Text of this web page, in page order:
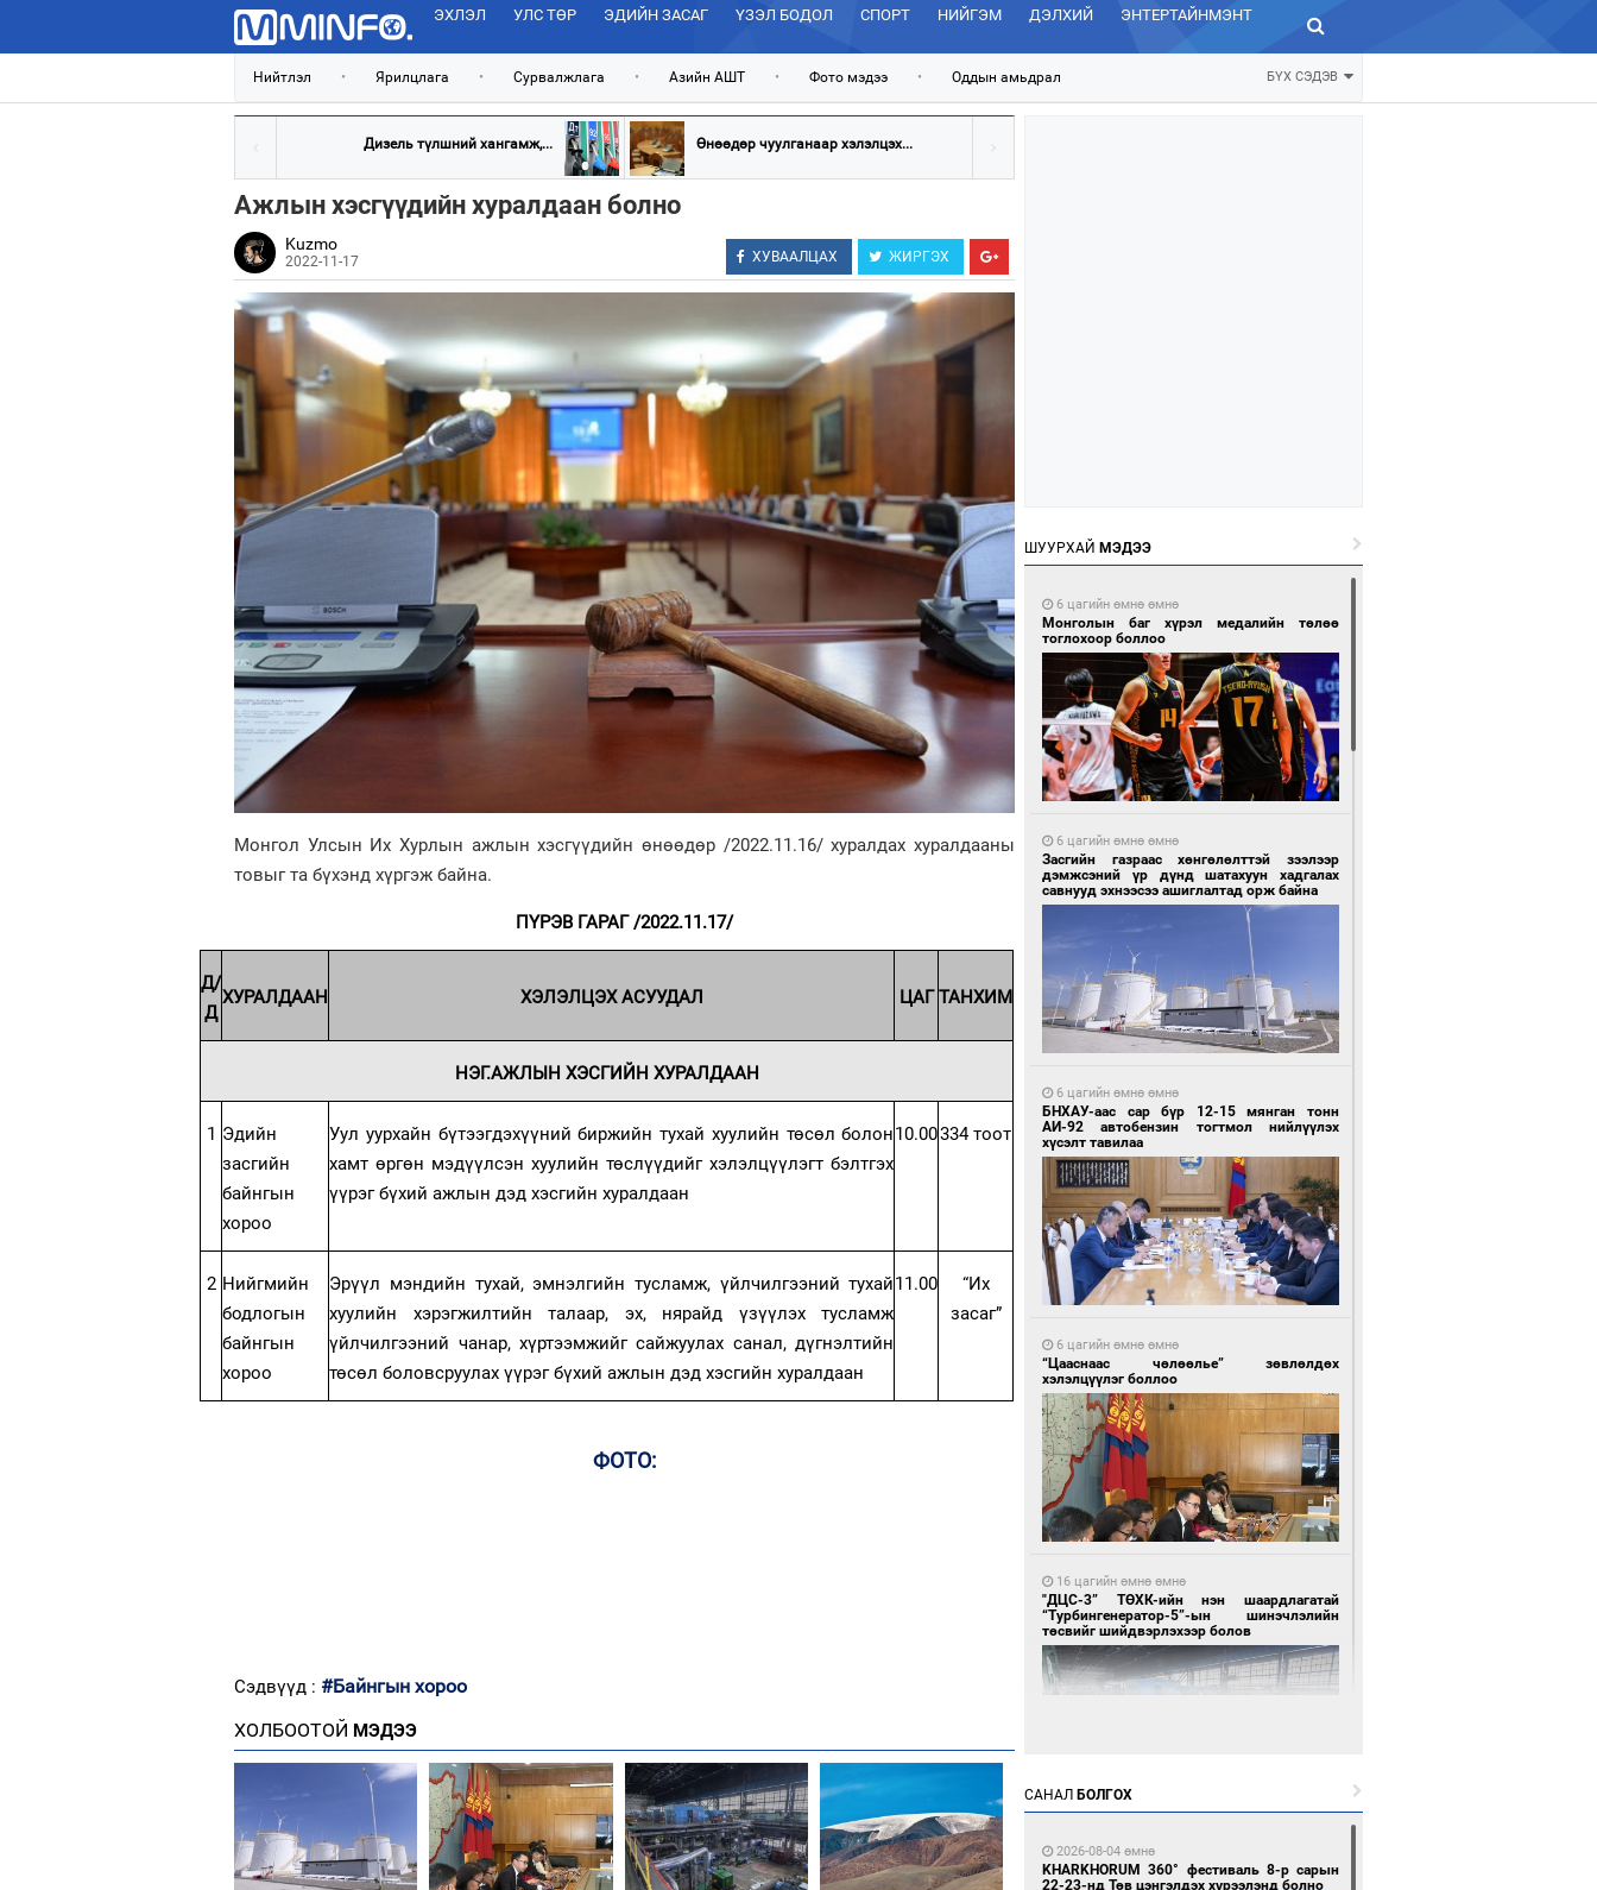
ЭХЛЭЛ УЛС ТӨР ЭДИЙН ЗАСАГ ҮЗЭЛ БОДОЛ СПОРТ НИЙГЭМ ДЭЛХИЙ ЭНТЕРТАЙНМЭНТ ЗУРХАЙ
Нийтлэл • Ярилцлага • Сурвалжлага • Азийн АШТ • Фото мэдээ • Оддын амьдрал БҮХ СЭДЭВ
Дизель түлшний хангамж,... Өнөөдөр чуулганаар хэлэлцэх...
Ажлын хэсгүүдийн хуралдаан болно
Kuzmo
2022-11-17 ХУВААЛЦАХ ЖИРГЭХ
Монгол Улсын Их Хурлын ажлын хэсгүүдийн өнөөдөр /2022.11.16/ хуралдах хуралдааны
товыг та бүхэнд хүргэж байна.
ПҮРЭВ ГАРАГ /2022.11.17/
Д/
Д
ХУРАЛДААН ХЭЛЭЛЦЭХ АСУУДАЛ ЦАГ ТАНХИМ
НЭГ.АЖЛЫН ХЭСГИЙН ХУРАЛДААН
1 Эдийн
засгийн
байнгын
хороо
Уул уурхайн бүтээгдэхүүний биржийн тухай хуулийн төсөл болон
хамт өргөн мэдүүлсэн хуулийн төслүүдийг хэлэлцүүлэгт бэлтгэх
үүрэг бүхий ажлын дэд хэсгийн хуралдаан
10.00334 тоот
2 Нийгмийн
бодлогын
байнгын
хороо
Эрүүл мэндийн тухай, эмнэлгийн тусламж, үйлчилгээний тухай
хуулийн хэрэгжилтийн талаар, эх, нярайд үзүүлэх тусламж
үйлчилгээний чанар, хүртээмжийг сайжуулах санал, дүгнэлтийн
төсөл боловсруулах үүрэг бүхий ажлын дэд хэсгийн хуралдаан
11.00
“Их
засаг”
ФОТО:
Сэдвүүд : #Байнгын хороо
ХОЛБООТОЙ МЭДЭЭ
ШУУРХАЙ МЭДЭЭ
6 цагийн өмнө өмнө
Монголын баг хүрэл медалийн төлөө
тоглохоор боллоо
6 цагийн өмнө өмнө
Засгийн газраас хөнгөлөлттэй зээлээр
дэмжсэний үр дүнд шатахуун хадгалах
савнууд эхнээсээ ашиглалтад орж байна
6 цагийн өмнө өмнө
БНХАУ-аас сар бүр 12-15 мянган тонн
АИ-92 автобензин тогтмол нийлүүлэх
хүсэлт тавилаа
6 цагийн өмнө өмнө
“Цааснаас чөлөөлье” зөвлөлдөх
хэлэлцүүлэг боллоо
16 цагийн өмнө өмнө
"ДЦС-3” ТӨХК-ийн нэн шаардлагатай
“Турбингенератор-5”-ын шинэчлэлийн
төсвийг шийдвэрлэхээр болов
Воллейбол эрэгтэйчүүдийн шигшээ баг А
хэсгийг тэргүүллээ
САНАЛ БОЛГОХ
2026-08-04 өмнө
KHARKHORUM 360° фестиваль 8-р сарын
22-23-нд Төв цэнгэлдэх хүрээлэнд болно